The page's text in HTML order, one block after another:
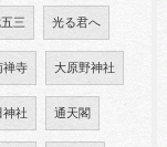
三 光る君へ
禅寺 大原野神社
神社 通天閣